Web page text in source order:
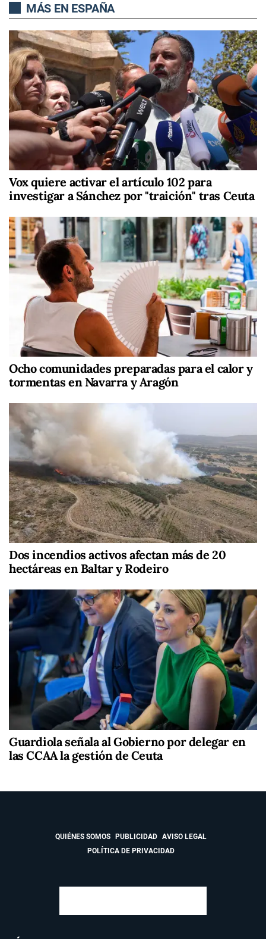
MÁS EN ESPAÑA
Vox quiere activar el artículo 102 para
investigar a Sánchez por "traición" tras Ceuta
Ocho comunidades preparadas para el calor y
tormentas en Navarra y Aragón
Dos incendios activos afectan más de 20
hectáreas en Baltar y Rodeiro
Guardiola señala al Gobierno por delegar en
las CCAA la gestión de Ceuta
QUIÉNES SOMOS PUBLICIDAD
AVISO LEGAL
POLÍTICA DE PRIVACIDAD